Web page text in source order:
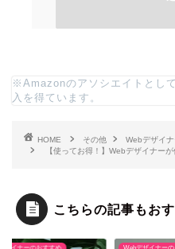
※Amazonのアソシエイトとし
入を得ています。
HOME その他
Webデザイ
【使ってお得！】Webデザイナー
こちらの記事もお